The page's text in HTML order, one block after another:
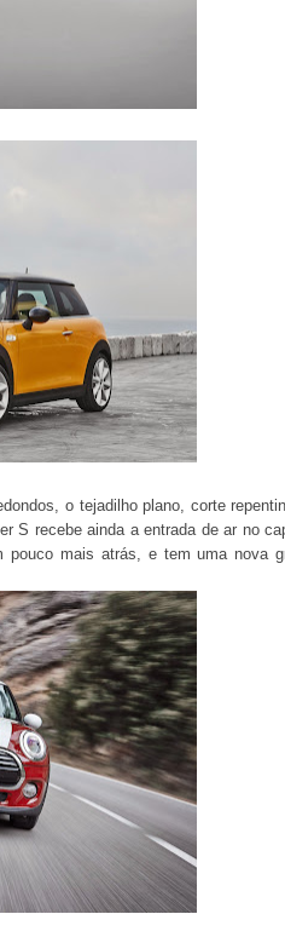
o tejadilho plano, corte
S recebe ainda a entrada de ar no
pouco mais atrás, e tem uma nova